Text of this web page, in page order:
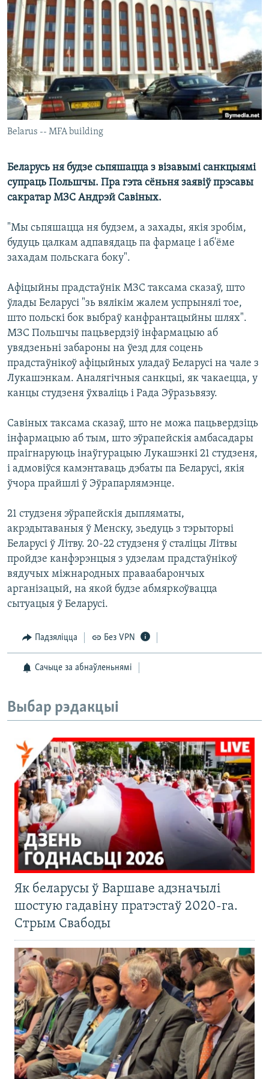
КУЛЬТУРА
КАЛЯНДАР
МОВА
НА ХВАЛЯХ СВАБОДЫ
Belarus -- MFA building
Беларусь ня будзе сьпяшацца з візавымі санкцыямі
супраць Польшчы. Пра гэта сёньня заявіў прэсавы
сакратар МЗС Андрэй Савіных.
"Мы сьпяшацца ня будзем, а захады, якія зробім,
будуць цалкам адпавядаць па фармаце і аб'ёме
захадам польскага боку".
Афіцыйны прадстаўнік МЗС таксама сказаў, што
ўлады Беларусі "зь вялікім жалем успрынялі тое,
што польскі бок выбраў канфрантацыйны шлях".
МЗС Польшчы пацьвердзіў інфармацыю аб
увядзеньні забароны на ўезд для соцень
прадстаўнікоў афіцыйных уладаў Беларусі на чале з
Лукашэнкам. Аналягічныя санкцыі, як чакаецца, у
канцы студзеня ўхваліць і Рада Эўразьвязу.
Савіных таксама сказаў, што не можа пацьвердзіць
інфармацыю аб тым, што эўрапейскія амбасадары
праігнаруюць інаўгурацыю Лукашэнкі 21 студзеня,
і адмовіўся камэнтаваць дэбаты па Беларусі, якія
ўчора прайшлі ў Эўрапарлямэнце.
21 студзеня эўрапейскія дыпляматы,
акрэдытаваныя ў Менску, зьедуць з тэрыторыі
Беларусі ў Літву. 20-22 студзеня ў сталіцы Літвы
пройдзе канфэрэнцыя з удзелам прадстаўнікоў
вядучых міжнародных праваабарончых
арганізацый, на якой будзе абмяркоўвацца
сытуацыя ў Беларусі.
Падзяліцца Без VPN
Сачыце за абнаўленьнямі
Выбар рэдакцыі
Як беларусы ў Варшаве адзначылі
шостую гадавіну пратэстаў 2020-га.
Стрым Свабоды